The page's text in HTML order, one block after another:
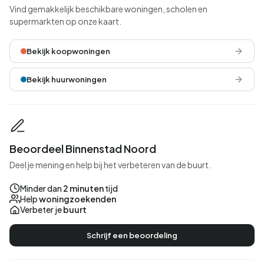
Vind gemakkelijk beschikbare woningen, scholen en
supermarkten op onze kaart.
Bekijk koopwoningen
Bekijk huurwoningen
Beoordeel Binnenstad Noord
Deel je mening en help bij het verbeteren van de buurt.
Minder dan 2 minutentijd
Helpwoningzoekenden
Verbeter jebuurt
Schrijf een beoordeling